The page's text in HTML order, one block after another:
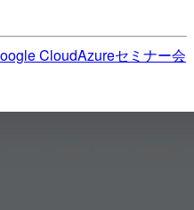
CloudAzureセミナー会